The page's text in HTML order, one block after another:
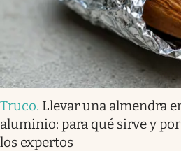
Truco. Llevar una almendra
aluminio: para qué sirve y
los expertos